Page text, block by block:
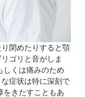
り閉めたりすると顎
ゴリと音がしま
しくは痛みのため
症状は特に深刻で
をきたすこともあ